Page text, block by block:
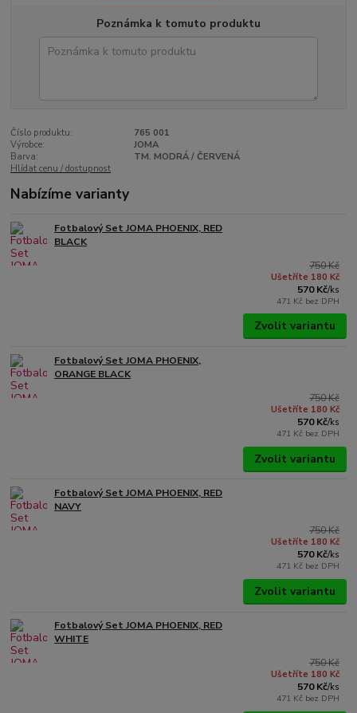
Poznámka k tomuto produktu
Číslo produktu:
765 001
Výrobce:
JOMA
Barva:
TM. MODRÁ / ČERVENÁ
Hlídat cenu / dostupnost
Nabízíme varianty
Fotbalový Set JOMA PHOENIX, RED
BLACK
750 Kč
Ušetříte 180 Kč
570 Kč/ks
471 Kč bez DPH
Zvolit variantu
Fotbalový Set JOMA PHOENIX,
ORANGE BLACK
750 Kč
Ušetříte 180 Kč
570 Kč/ks
471 Kč bez DPH
Zvolit variantu
Fotbalový Set JOMA PHOENIX, RED
NAVY
750 Kč
Ušetříte 180 Kč
570 Kč/ks
471 Kč bez DPH
Zvolit variantu
Fotbalový Set JOMA PHOENIX, RED
WHITE
750 Kč
Ušetříte 180 Kč
570 Kč/ks
471 Kč bez DPH